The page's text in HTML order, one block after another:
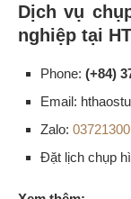
Dịch vụ
nghiệp tại
Phone: (+84)
Email:
Zalo:
Đặt lịch chụp